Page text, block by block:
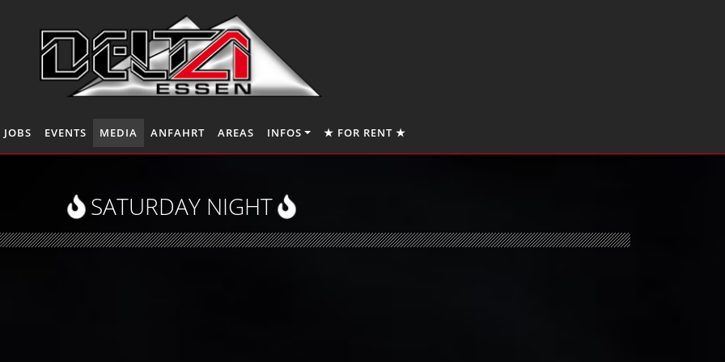
JOBS EVENTS MEDIA ANFAHRT AREAS INFOS ★ FOR RENT ★
SATURDAY NIGHT